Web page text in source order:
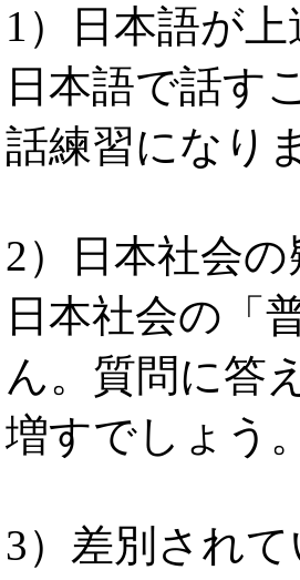
1）日本語が
日本語で話す
話練習になり
2）日本社会
日本社会の「
ん。質問に答
増すでしょう
3）差別され